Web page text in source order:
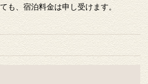
も、宿泊料金は申し受けます。